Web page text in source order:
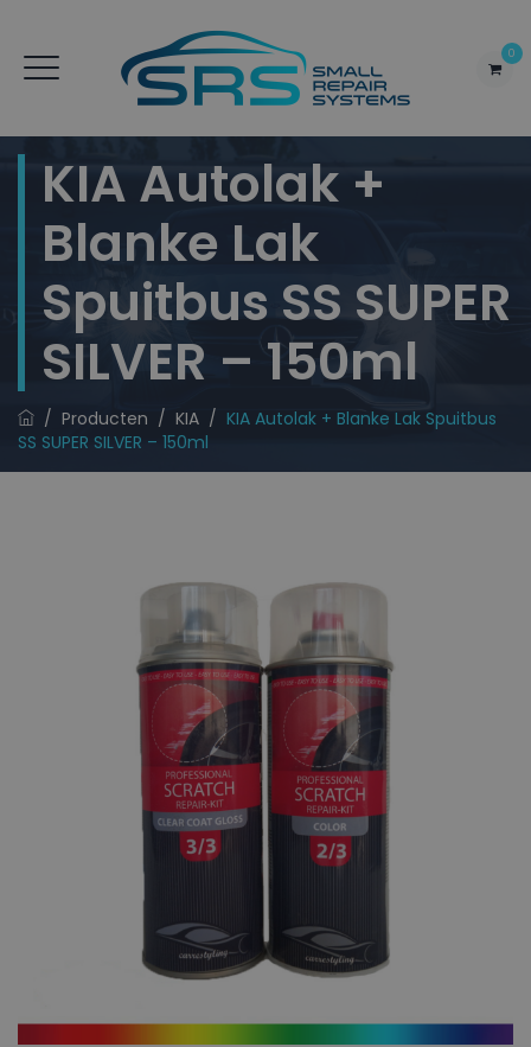
0
KIA Autolak +
Blanke Lak
Spuitbus SS SUPER
SILVER – 150ml
/ Producten / KIA / KIA Autolak + Blanke Lak Spuitbus
SS SUPER SILVER – 150ml